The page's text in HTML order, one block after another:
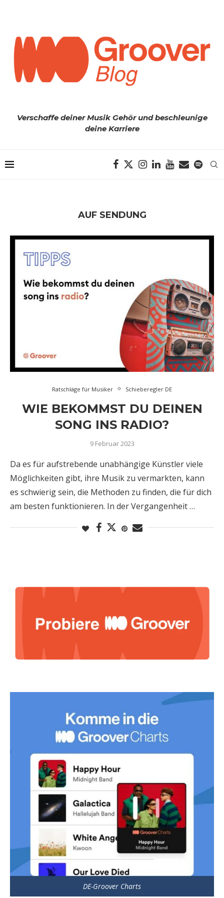
Verschaffe deiner Musik Gehör und beschleunige
deine Karriere
AUF SENDUNG
Ratschläge für Musiker Schieberegler DE
WIE BEKOMMST DU DEINEN
SONG INS RADIO?
9 Februar 2023
Da es für aufstrebende unabhängige Künstler viele
Möglichkeiten gibt, ihre Musik zu vermarkten, kann
es schwierig sein, die Methoden zu finden, die für dich
am besten funktionieren. In der Vergangenheit …
DE-Groover Charts